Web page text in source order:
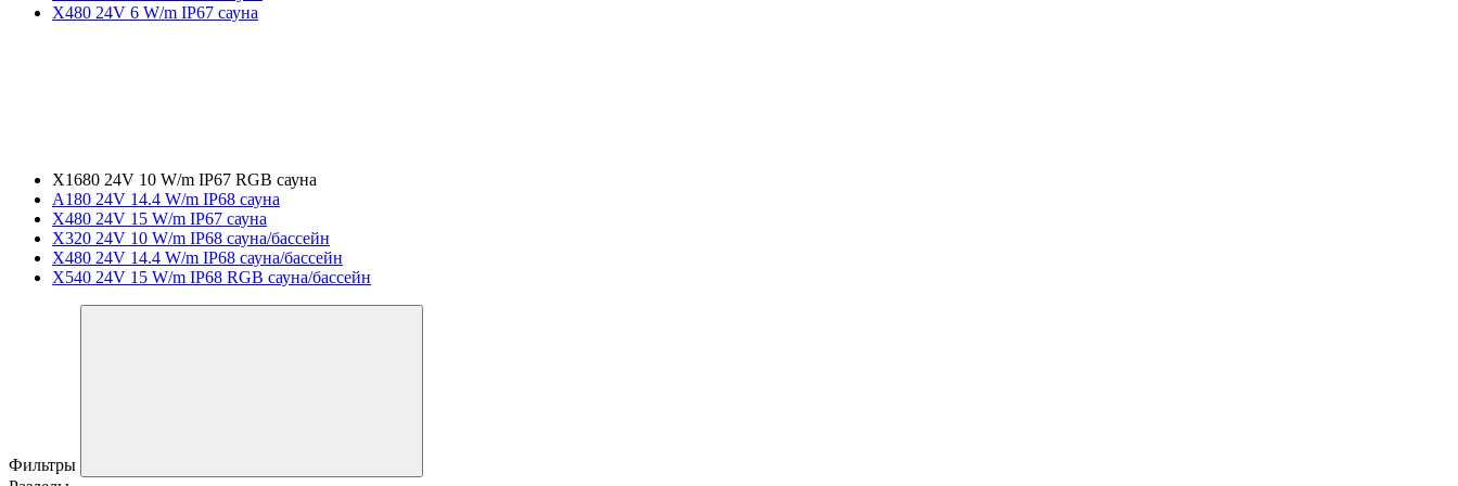
X480 24V 6 W/m IP67 сауна
X1680 24V 10 W/m IP67 RGB сауна
A180 24V 14.4 W/m IP68 сауна
X480 24V 15 W/m IP67 сауна
X320 24V 10 W/m IP68 сауна/бассейн
X480 24V 14.4 W/m IP68 сауна/бассейн
X540 24V 15 W/m IP68 RGB сауна/бассейн
Фильтры